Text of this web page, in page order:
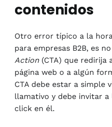
contenidos
Otro error típico a la
para empresas B2B, es
Action (CTA) que redirija
página web o a algún
CTA debe estar a simple
llamativo y debe invitar a
click en él.